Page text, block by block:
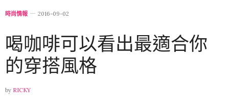
時尚情報 2016-09-02
喝咖啡可以看出最適合你
的穿搭風格
by RICKY